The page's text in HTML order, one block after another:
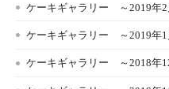
ケーキギャラリー ～2019年2
ケーキギャラリー ～2019年1
ケーキギャラリー ～2018年